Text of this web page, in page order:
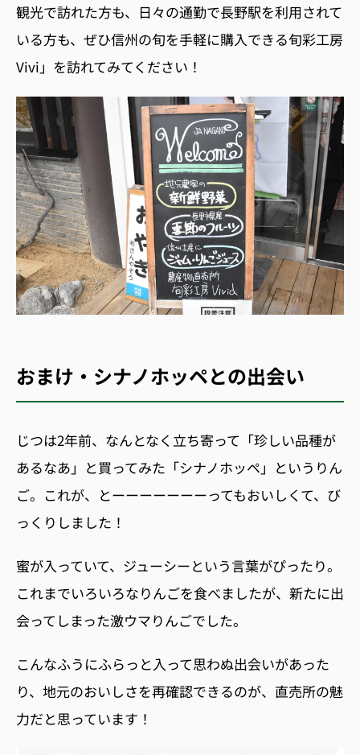
観光で訪れた方も、日々の通勤で長野駅を利用されて
いる方も、ぜひ信州の旬を手軽に購入できる旬彩工房
Vivi」を訪れてみてください！
おまけ・シナノホッペとの出会い
じつは2年前、なんとなく立ち寄って「珍しい品種が
あるなあ」と買ってみた「シナノホッペ」というりん
ご。これが、とーーーーーーーってもおいしくて、び
っくりしました！
蜜が入っていて、ジューシーという言葉がぴったり。
これまでいろいろなりんごを食べましたが、新たに出
会ってしまった激ウマりんごでした。
こんなふうにふらっと入って思わぬ出会いがあった
り、地元のおいしさを再確認できるのが、直売所の魅
力だと思っています！